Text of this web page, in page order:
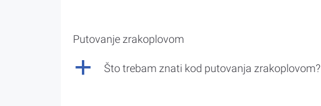
Putovanje zrakoplovom
a Što trebam znati kod putovanja zrakoplovom?